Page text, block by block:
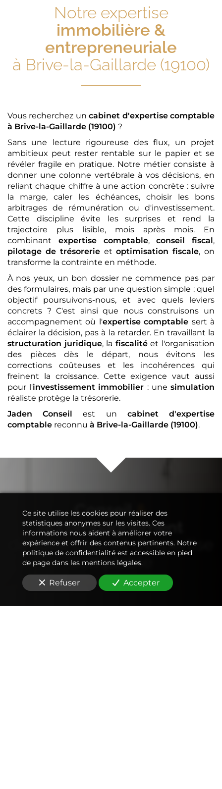
Notre expertise
immobilière &
entrepreneuriale
à Brive-la-Gaillarde (19100)
Vous recherchez uncabinet d'expertise comptable
à Brive-la-Gaillarde (19100) ?
Sans une lecture rigoureuse des flux, un projet
ambitieux peut rester rentable sur le papier et se
révéler fragile en pratique. Notre métier consiste à
donner une colonne vertébrale à vos décisions, en
reliant chaque chiffre à une action concrète : suivre
la marge, caler les échéances, choisir les bons
arbitrages de rémunération ou d'investissement.
Cette discipline évite les surprises et rend la
trajectoire plus lisible, mois après mois. En
combinant expertise comptable,conseil fiscal,
pilotage de trésorerieetoptimisation fiscale, on
transforme la contrainte en méthode.
À nos yeux, un bon dossier ne commence pas par
des formulaires, mais par une question simple : quel
objectif poursuivons-nous, et avec quels leviers
concrets ? C'est ainsi que nous construisons un
accompagnement où l'expertise comptable sert à
éclairer la décision, pas à la retarder. En travaillant la
structuration juridique, la fiscalitéet l'organisation
des pièces dès le départ, nous évitons les
corrections coûteuses et les incohérences qui
freinent la croissance. Cette exigence vaut aussi
pour l'investissement immobilier : unesimulation
réaliste protège la trésorerie.
Jaden Conseil est un cabinet d'expertise
comptable reconnu à Brive-la-Gaillarde (19100).
Conseil&
Accompagnement
de votrecabinet d'expertise
comptable
Ce site utilise les cookies pour réaliser des
statistiques anonymes sur les visites. Ces
informations nous aident à améliorer votre
expérience et offrir des contenus pertinents. Notre
politique de confidentialité est accessible en pied
de page dans les mentions légales.
Refuser Accepter